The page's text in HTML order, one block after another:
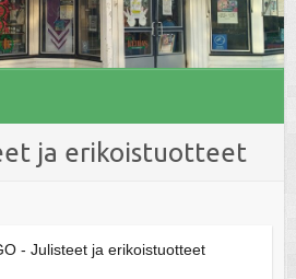
ja erikoistuotteet
- Julisteet ja erikoistuotteet